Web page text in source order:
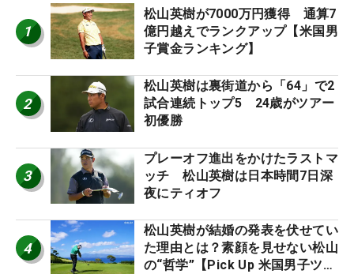
1
松山英樹が7000万円獲得 通算7
億円越えでランクアップ【米国男
子賞金ランキング】
2
松山英樹は裏街道から「64」で2
試合連続トップ5 24歳がツアー
初優勝
3
プレーオフ進出をかけたラストマ
ッチ 松山英樹は日本時間7日深
夜にティオフ
4
松山英樹が結婚の発表を伏せてい
た理由とは？素顔を見せない松山
の“哲学”【Pick Up 米国男子ツア